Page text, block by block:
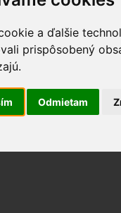
a ďalšie
prispôsobený
Odmietam